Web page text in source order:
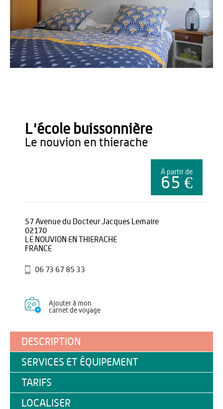
OT du Pays de Thiérache
L'école buissonnière
le nouvion en thierache
À partir de
65 €
57 Avenue du Docteur Jacques Lemaire
02170
LE NOUVION EN THIERACHE
FRANCE
06 73 67 85 33
Ajouter à mon
carnet de voyage
DESCRIPTION
SERVICES ET ÉQUIPEMENT
TARIFS
LOCALISER